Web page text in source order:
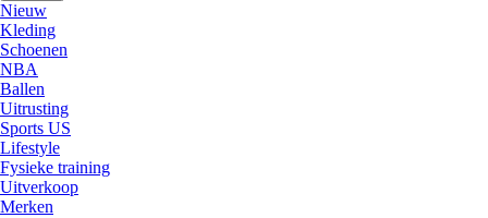
Nieuw
Kleding
Schoenen
NBA
Ballen
Uitrusting
Sports US
Lifestyle
Fysieke training
Uitverkoop
Merken